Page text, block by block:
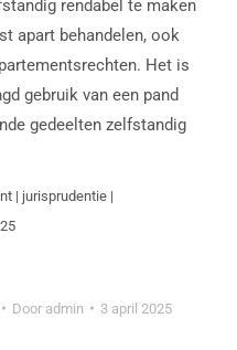
rendabel te maken
apart behandelen, ook
Het is
gebruik van een pand
gedeelten zelfstandig
| jurisprudentie |
Door admin 3 april 2025